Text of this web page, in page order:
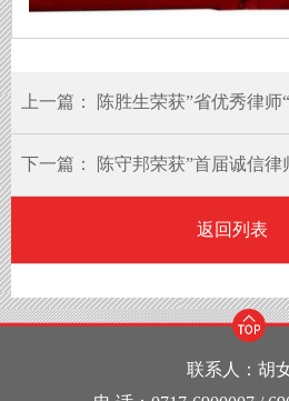
上一篇： 陈胜生荣获”省优秀律师“
下一篇： 陈守邦荣获”首届诚信律
返回列表
联系人：胡